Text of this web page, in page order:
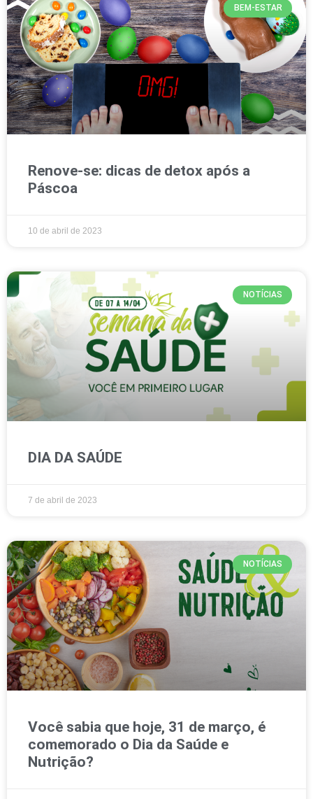
BEM-ESTAR
Renove-se: dicas de detox após a
Páscoa
10 de abril de 2023
NOTÍCIAS
DIA DA SAÚDE
7 de abril de 2023
NOTÍCIAS
Você sabia que hoje, 31 de março, é
comemorado o Dia da Saúde e
Nutrição?